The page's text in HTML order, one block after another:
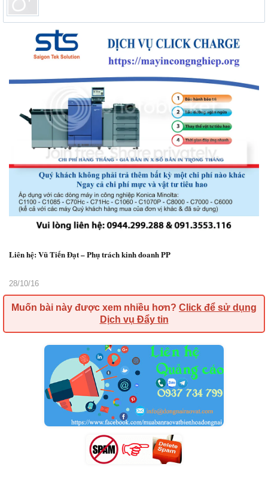
Liên hệ: Vũ Tiến Đạt – Phụ trách kinh doanh PP
28/10/16
Muốn bài này được xem nhiều hơn? Click để sử dụng
Dịch vụ Đẩy tin